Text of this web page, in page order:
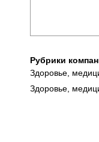
Рубрики
Здоровье,
Здоровье,